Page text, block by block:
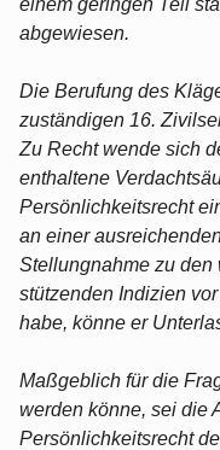
einem geringen Teil
abgewiesen.
Die Berufung des
zuständigen 16.
Zu Recht wende sich
enthaltene
Persönlichkeitsrecht
an einer
Stellungnahme zu den
stützenden Indizien
habe, könne er
Maßgeblich für die
werden könne, sei die
Persönlichkeitsrecht